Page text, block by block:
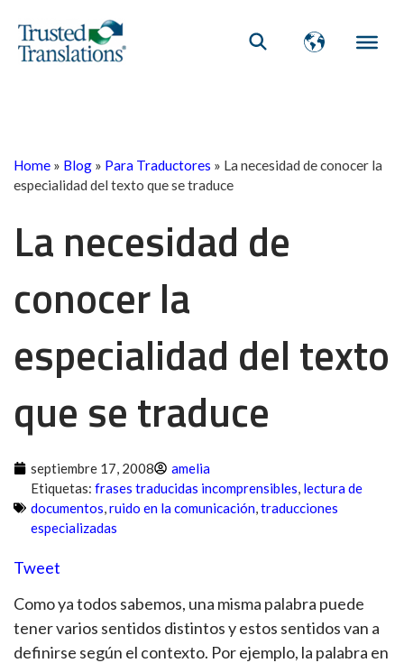
Home » Blog » Para Traductores » La necesidad de conocer la
especialidad del texto que se traduce
La necesidad de
conocer la
especialidad del texto
que se traduce
septiembre 17, 2008
amelia
Etiquetas: frases traducidas incomprensibles, lectura de
documentos,ruido en la comunicación,traducciones
especializadas
Tweet
Como ya todos sabemos, una misma palabra puede
tener varios sentidos distintos y estos sentidos van a
definirse según el contexto. Por ejemplo, la palabra en